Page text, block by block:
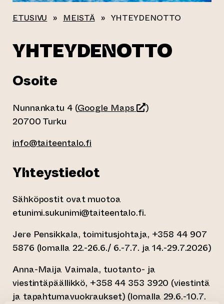
ETUSIVU » MEISTÄ » YHTEYDENOTTO
YHTEYDENOTTO
Osoite
Nunnankatu 4 (Google Maps(siirtyy toiseen
)
20700 Turku
info@taiteentalo.fi
Yhteystiedot
Sähköpostit ovat muotoa
etunimi.sukunimi@taiteentalo.fi.
Jere Pensikkala, toimitusjohtaja, +358 44 907
5876 (lomalla 22.-26.6./ 6.-7.7. ja 14.-29.7.2026)
Anna-Maija Vaimala, tuotanto- ja
viestintäpäällikkö, +358 44 353 3920 (viestintä
ja tapahtumavuokraukset) (lomalla 29.6.-10.7.